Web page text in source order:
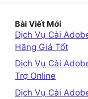
Bài Viết Mới
Dịch Vụ Cài
Hãng Giá Tốt
Dịch Vụ Cài
Trợ Online
Dịch Vụ Cài